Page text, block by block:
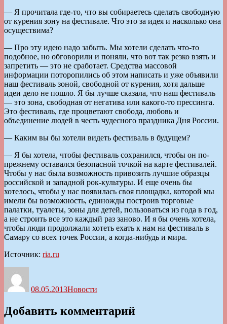
— Я прочитала где-то, что вы собираетесь сделать свободную
от курения зону на фестивале. Что это за идея и насколько она
осуществима?
— Про эту идею надо забыть. Мы хотели сделать что-то
подобное, но обговорили и поняли, что вот так резко взять и
запретить — это не сработает. Средства массовой
информации поторопились об этом написать и уже объявили
наш фестиваль зоной, свободной от курения, хотя дальше
идеи дело не пошло. Я бы лучше сказала, что наш фестиваль
— это зона, свободная от негатива или какого-то прессинга.
Это фестиваль, где процветают свобода, любовь и
объединение людей в честь чудесного праздника Дня России.
— Каким вы бы хотели видеть фестиваль в будущем?
— Я бы хотела, чтобы фестиваль сохранился, чтобы он по-
прежнему оставался безопасной точкой на карте фестивалей.
Чтобы у нас была возможность привозить лучшие образцы
российской и западной рок-культуры. И еще очень бы
хотелось, чтобы у нас появилась своя площадка, которой мы
имели бы возможность, единожды построив торговые
палатки, туалеты, зоны для детей, пользоваться из года в год,
а не строить все это каждый раз заново. И я бы очень хотела,
чтобы люди продолжали хотеть ехать к нам на фестиваль в
Самару со всех точек России, а когда-нибудь и мира.
Источник: ria.ru
08.05.2013Новости
Добавить комментарий